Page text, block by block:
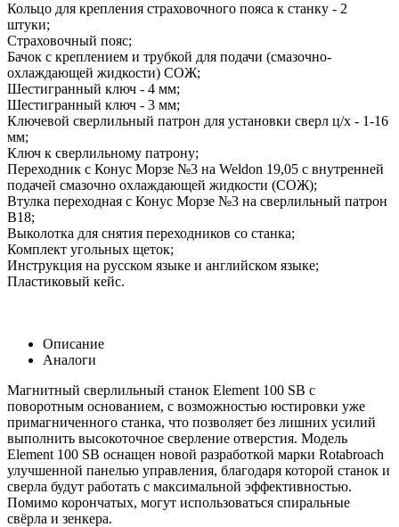
Кольцо для крепления страховочного пояса к станку - 2
штуки;
Страховочный пояс;
Бачок с креплением и трубкой для подачи (смазочно-
охлаждающей жидкости) СОЖ;
Шестигранный ключ - 4 мм;
Шестигранный ключ - 3 мм;
Ключевой сверлильный патрон для установки сверл ц/х - 1-16
мм;
Ключ к сверлильному патрону;
Переходник с Конус Морзе №3 на Weldon 19,05 с внутренней
подачей смазочно охлаждающей жидкости (СОЖ);
Втулка переходная с Конус Морзе №3 на сверлильный патрон
B18;
Выколотка для снятия переходников со станка;
Комплект угольных щеток;
Инструкция на русском языке и английском языке;
Пластиковый кейс.
Описание
Аналоги
Магнитный сверлильный станок Element 100 SB с
поворотным основанием, с возможностью юстировки уже
примагниченного станка, что позволяет без лишних усилий
выполнить высокоточное сверление отверстия. Модель
Element 100 SB оснащен новой разработкой марки Rotabroach
улучшенной панелью управления, благодаря которой станок и
сверла будут работать с максимальной эффективностью.
Помимо корончатых, могут использоваться спиральные
свёрла и зенкера.